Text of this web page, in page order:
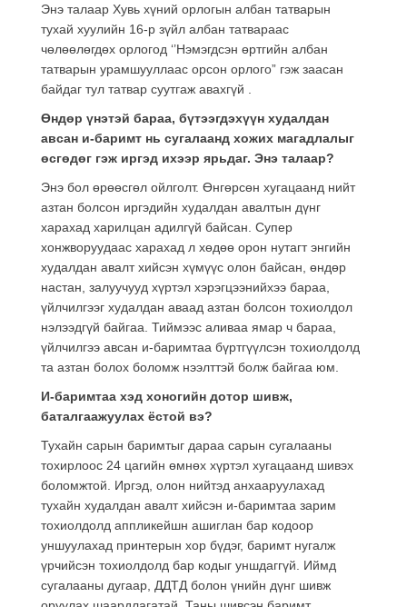
Энэ талаар Хувь хүний орлогын албан татварын
тухай хуулийн 16-р зүйл албан татвараас
чөлөөлөгдөх орлогод ‘’Нэмэгдсэн өртгийн албан
татварын урамшууллаас орсон орлого” гэж заасан
байдаг тул татвар суутгаж авахгүй .
Өндөр үнэтэй бараа, бүтээгдэхүүн худалдан
авсан и-баримт нь сугалаанд хожих магадлалыг
өсгөдөг гэж иргэд ихээр ярьдаг. Энэ талаар?
Энэ бол өрөөсгөл ойлголт. Өнгөрсөн хугацаанд нийт
азтан болсон иргэдийн худалдан авалтын дүнг
харахад харилцан адилгүй байсан. Супер
хонжворуудаас харахад л хөдөө орон нутагт энгийн
худалдан авалт хийсэн хүмүүс олон байсан, өндөр
настан, залуучууд хүртэл хэрэгцээнийхээ бараа,
үйлчилгээг худалдан аваад азтан болсон тохиолдол
нэлээдгүй байгаа. Тиймээс аливаа ямар ч бараа,
үйлчилгээ авсан и-баримтаа бүртгүүлсэн тохиолдолд
та азтан болох боломж нээлттэй болж байгаа юм.
И-баримтаа хэд хоногийн дотор шивж,
баталгаажуулах ёстой вэ?
Тухайн сарын баримтыг дараа сарын сугалааны
тохирлоос 24 цагийн өмнөх хүртэл хугацаанд шивэх
боломжтой. Иргэд, олон нийтэд анхааруулахад
тухайн худалдан авалт хийсэн и-баримтаа зарим
тохиолдолд аппликейшн ашиглан бар кодоор
уншуулахад принтерын хор бүдэг, баримт нугалж
үрчийсэн тохиолдолд бар кодыг уншдаггүй. Иймд
сугалааны дугаар, ДДТД болон үнийн дүнг шивж